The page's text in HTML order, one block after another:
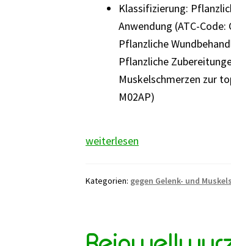
Klassifizierung:
Anwendung (ATC-Code:
Pflanzliche
Pflanzliche
Muskelschmerzen zur
M02AP)
Arnikablüten
weiterlesen
Kategorien: gegen Gelenk- und